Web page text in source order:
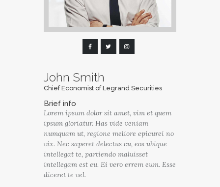
John Smith
Chief Economist of Legrand Securities
Brief info
Lorem ipsum dolor sit amet, vim et quem
ipsum gloriatur. Has vide veniam
numquam ut, regione meliore epicurei no
vix. Nec saperet delectus cu, eos ubique
intellegat te, partiendo maluisset
intellegam est eu. Ei vero errem eum. Esse
diceret te vel.